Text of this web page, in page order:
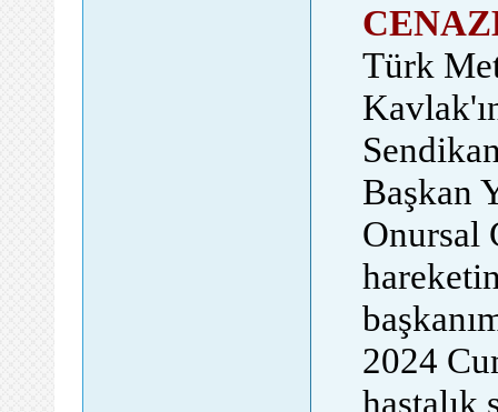
Türk
Başkan
Onursal
2024
hastalık